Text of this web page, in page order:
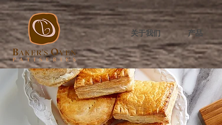
关于我们 产品